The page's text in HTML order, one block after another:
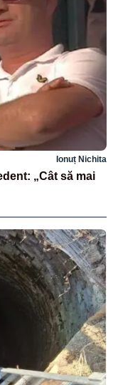
Ionuț Nichita
„Cât să mai